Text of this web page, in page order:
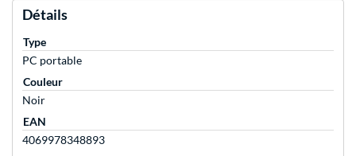
Détails
Type
PC portable
Couleur
Noir
EAN
4069978348893